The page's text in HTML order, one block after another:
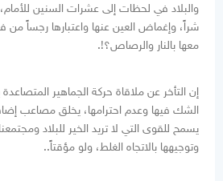
والبلاد في لحظات إلى عشرات السنين
شراً، وإغماض العين عنها واعتبارها رجساً من
معها بالنار والرصاص؟!.
إن التأخر عن ملاقاة حركة الجماهير
الشك فيها وعدم احترامها، يخلق مصاعب
يسمح للقوى التي لا تريد الخير للبلاد
وتوجيهها بالاتجاه الغلط، ولو مؤقتاً..